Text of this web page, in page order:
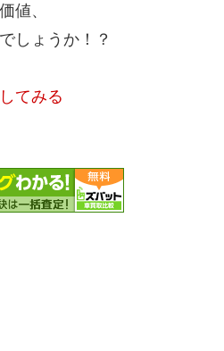
値、
しょうか！？
てみる